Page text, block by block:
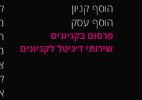
הוסף קניון
הוסף עסק
פרסום בקניונים
שירותי דיגיטל לקניונים